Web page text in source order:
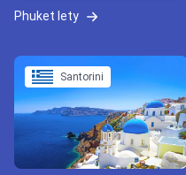
Phuket lety
Santorini